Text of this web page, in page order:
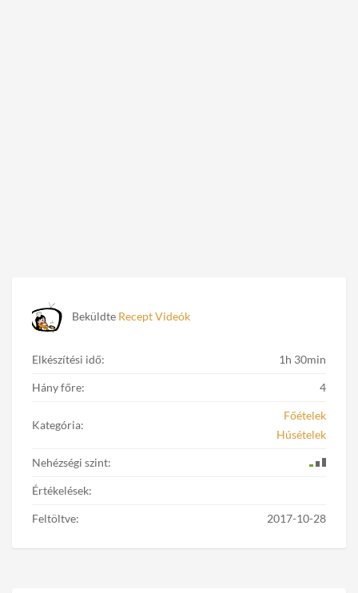
Beküldte Recept Videók
Elkészítési idő: 1h 30min
Hány főre: 4
Kategória:
Főételek
Húsételek
Nehézségi szint:
Értékelések:
Feltöltve: 2017-10-28